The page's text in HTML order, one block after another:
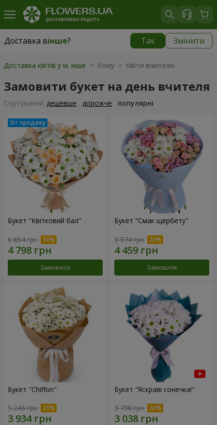
Доставка вінше? Так Змінити
Доставка вінше
Доставка квітів у м. інше > Кому > Квіти вчителю
Замовити букет на день вчителя
Сортування: дешевше дорожче популярні
Букет "Квітковий бал"
6 854 грн
Замовити
Букет "Смак щербету"
5 574 грн
Замовити
Букет "Chiffon"
5 246 грн
Букет "Яскраві сонечка!"
3 798 грн